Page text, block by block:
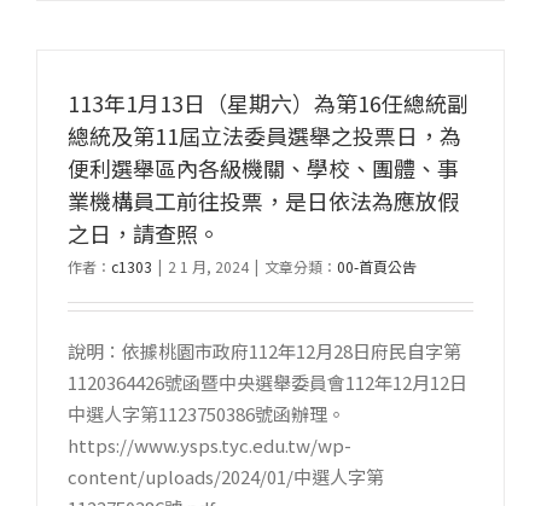
113年1月13日（星期六）為第16任總統副
總統及第11屆立法委員選舉之投票日，為
便利選舉區內各級機關、學校、團體、事
業機構員工前往投票，是日依法為應放假
之日，請查照。
作者： c1303 | 2 1 月, 2024 | 文章分類： 00-首頁公告
說明：依據桃園市政府112年12月28日府民自字第
1120364426號函暨中央選舉委員會112年12月12日
中選人字第1123750386號函辦理。
https://www.ysps.tyc.edu.tw/wp-
content/uploads/2024/01/中選人字第